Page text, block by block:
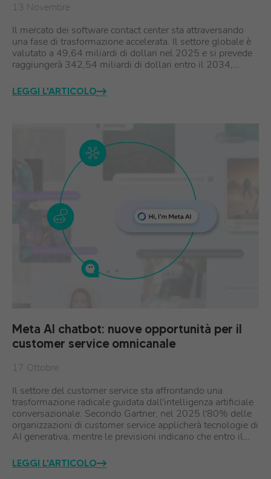
13 Novembre
Il mercato dei software contact center sta attraversando
una fase di trasformazione accelerata. Il settore globale è
valutato a 49,64 miliardi di dollari nel 2025 e si prevede
raggiungerà 342,54 miliardi di dollari entro il 2034,…
LEGGI L'ARTICOLO
Meta AI chatbot: nuove opportunità per il
customer service omnicanale
17 Ottobre
Il settore del customer service sta affrontando una
trasformazione radicale guidata dall'intelligenza artificiale
conversazionale. Secondo Gartner, nel 2025 l'80% delle
organizzazioni di customer service applicherà tecnologie di
AI generativa, mentre le previsioni indicano che entro il…
LEGGI L'ARTICOLO